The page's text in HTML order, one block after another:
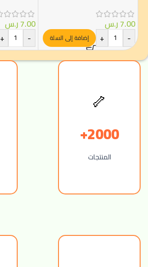
7.00ر.س
-
+ إضافة إلى السلة
7.00ر.س
-
+
🦴
2000+
المنتجات